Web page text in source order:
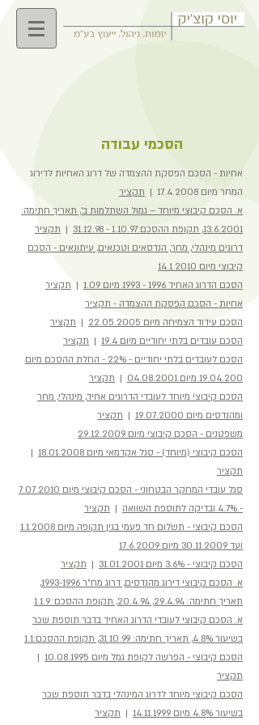
הסכמי עבודה
אחיות - הסכם הפסקת ההצמדה של דרוג האחיות לדירוג
המחר מיום 17.4.2008
| תקציר
א. הסכם קיבוצי מיוחד – גמול השתלמות ב', תאריך חתימה:
13.6.2001, תקופת ההסכם:1.10.97 - 31.12.98
| תקציר
דרוגים מינהלי, מחר, הנדסאים וטכנאים, עיתונאים - הסכם
קיבוצי מיום 14.1.2010
הסכם הדרוג האחיד 1996 - 1993 מיום 1.09
| תקציר
אחיות - הסכם הפסקת ההצמדה - תקציר
הסכם עידוד הצמיחה מיום 22.05.2005
| תקציר
הסכם עובדים בלתי יחודיים מיום 19.4
| תקציר
הסכם לעובדים בלתי יחודיים - 22% - החלת ההסכם מיום
19.04.200 מיום 04.08.2001
| תקציר
הסכם קיבוצי מיוחד לעובדי הדרוגים אחיד, מינהלי, מחר
ומהנדסים מיום 19.07.2000
| תקציר
משפטנים - הסכם קיבוצי מיום 29.12.2009
הסכם קיבוצי (מיוחד) - סגל אקדמאי מיום 18.01.2008
|
תקציר
סגל עובדי המחקר הבטחוני - הסכם קיבוצי מיום 7.07.2010
- 4.7% ובדיקה לתוספת השוואה
| תקציר
הסכם קיבוצי - תשלום חד פעמי בגין תקופה מיום 1.1.2008
ועד 30.11.2009 מיום 17.6.2009
הסכם קיבוצי - 3.6% מיום 31.01.2001
| תקציר
א. הסכם קיבוצי דירוג מהנדסים, דרוג מח"ר 1993-1996,
תאריך חתימה: 29.4.94, 20.4.94, תקופת ההסכם: 1.1.9
א. הסכם קיבוצי לעובדי הדרוג האחיד בדבר תוספת שכר
בשיעור 4.8%, תאריך חתימה: 31.10.99, תקופת ההסכם:1.1
הסכם קיבוצי - הפרשה לקופת גמל מיום 10.08.1995
|
תקציר
הסכם קיבוצי מיוחד לדרוג המינהלי בדבר תוספת שכר
בשיעור 4.8% מיום 14.11.1999
| תקציר